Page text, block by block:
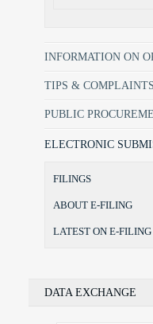
INFORMATION ON
TIPS & COMPLAINTS
PUBLIC
ELECTRONIC
FILINGS
ABOUT E-FILING
LATEST ON E-FILING
DATA EXCHANGE